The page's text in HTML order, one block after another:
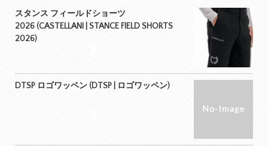
スタンス フィールドショーツ
2026 (CASTELLANI | STANCE FIELD SHORTS
2026)
DTSP ロゴワッペン (DTSP | ロゴワッペン)